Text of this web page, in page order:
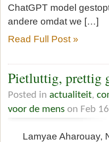
ChatGPT model
andere omdat we […]
Read Full Post »
Pietluttig,
Posted in actualiteit,
voor de mens on Feb
Lamyae Aharouay,